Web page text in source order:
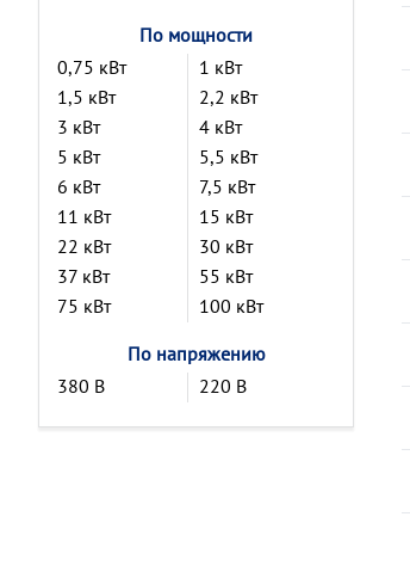
По мощности
0,75 кВт
1 кВт
1,5 кВт
2,2 кВт
3 кВт
4 кВт
5 кВт
5,5 кВт
6 кВт
7,5 кВт
11 кВт
15 кВт
22 кВт
30 кВт
37 кВт
55 кВт
75 кВт
100 кВт
По напряжению
380 В
220 В